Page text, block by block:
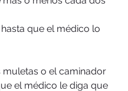
que el médico lo
muletas o el caminador
el médico le diga que